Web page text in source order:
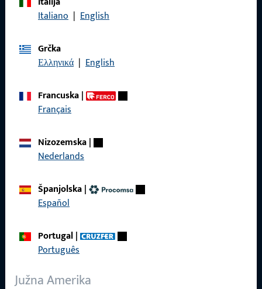
Italiano | English
Grčka
Ελληνικά | English
Francuska|
Français
Nizozemska|
Nederlands
Španjolska|
Español
Portugal|
Português
Južna Amerika
Općenito
Impressum
Opći uvjeti poslovanja
Proizvodi